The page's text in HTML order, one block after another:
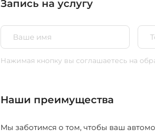
Запись на услугу
Нажимая кнопку вы соглашаетесь на
Наши преимущества
Мы заботимся о том, чтобы ваш